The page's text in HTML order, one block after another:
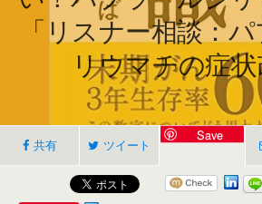
「リスナー相談：パ
リウマチの症状
共有 ツイート
Save